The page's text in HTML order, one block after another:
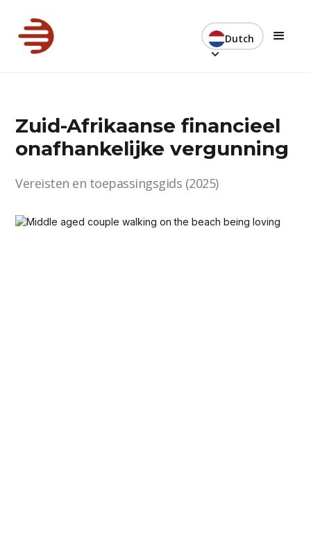
Dutch
Zuid-Afrikaanse financieel
onafhankelijke vergunning
Vereisten en toepassingsgids (2025)